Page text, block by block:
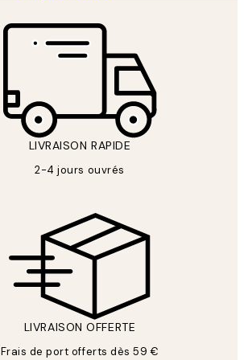
LIVRAISON RAPIDE
2-4 jours ouvrés
LIVRAISON OFFERTE
Frais de port offerts dès 59 €